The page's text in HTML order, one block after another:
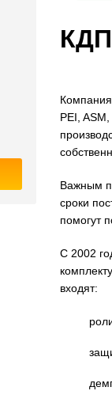
КДП
PEI,
Важным
сроки
помогут
С 2002
входят: